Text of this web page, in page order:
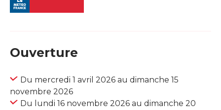
Ouverture
Du mercredi 1 avril 2026 au dimanche 15
novembre 2026
Du lundi 16 novembre 2026 au dimanche 20